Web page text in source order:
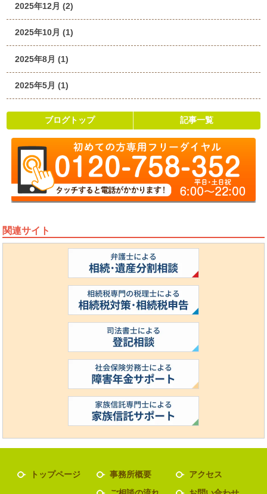
2025年12月 (2)
2025年10月 (1)
2025年8月 (1)
2025年5月 (1)
ブログトップ 記事一覧
関連サイト
トップページ
事務所概要
アクセス